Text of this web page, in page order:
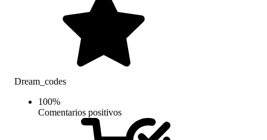
Dream_codes
100%
Comentarios positivos